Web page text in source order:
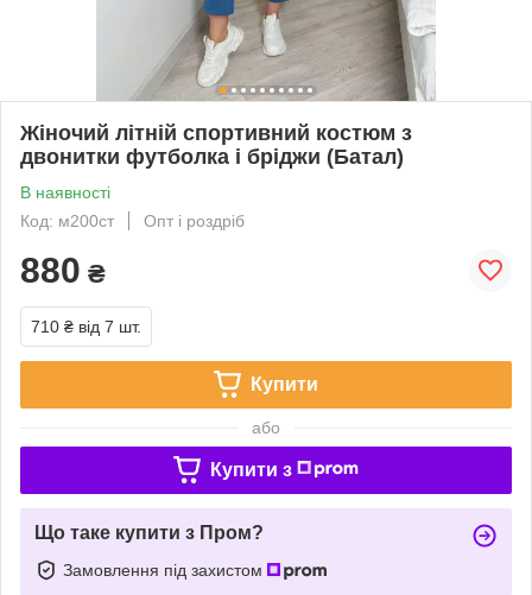
Жіночий літній спортивний костюм з
двонитки футболка і бріджи (Батал)
В наявності
Код: м200ст
Опт і роздріб
880 ₴
710 ₴ від 7 шт.
Купити
або
Купити з
Що таке купити з Пром?
Замовлення під захистом